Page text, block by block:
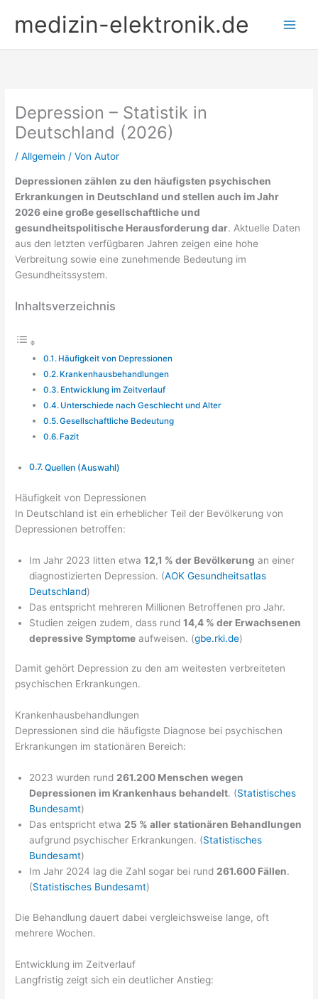
Inhaltmedizin-elektronik.de
Depression – Statistik in
Deutschland (2026)
/Allgemein / VonAutor
Depressionen zählen zu den häufigsten psychischen
Erkrankungen in Deutschland und stellen auch im Jahr
2026 eine große gesellschaftliche und
gesundheitspolitische Herausforderung dar. Aktuelle Daten
aus den letzten verfügbaren Jahren zeigen eine hohe
Verbreitung sowie eine zunehmende Bedeutung im
Gesundheitssystem.
Inhaltsverzeichnis
Häufigkeit von Depressionen
Krankenhausbehandlungen
Entwicklung im Zeitverlauf
Unterschiede nach Geschlecht und Alter
Gesellschaftliche Bedeutung
Fazit
Quellen (Auswahl)
Häufigkeit von Depressionen
In Deutschland ist ein erheblicher Teil der Bevölkerung von
Depressionen betroffen:
Im Jahr 2023 litten etwa12,1 % der Bevölkerung an einer
diagnostizierten Depression. (AOK Gesundheitsatlas
Deutschland)
Das entspricht mehreren Millionen Betroffenen pro Jahr.
Studien zeigen zudem, dass rund14,4 % der Erwachsenen
depressive Symptome aufweisen. (gbe.rki.de)
Damit gehört Depression zu den am weitesten verbreiteten
psychischen Erkrankungen.
Krankenhausbehandlungen
Depressionen sind die häufigste Diagnose bei psychischen
Erkrankungen im stationären Bereich:
2023 wurden rund261.200 Menschen wegen
Depressionen im Krankenhaus behandelt. (Statistisches
Bundesamt)
Das entspricht etwa25 % aller stationären Behandlungen
aufgrund psychischer Erkrankungen. (Statistisches
Bundesamt)
Im Jahr 2024 lag die Zahl sogar bei rund261.600 Fällen.
(Statistisches Bundesamt)
Die Behandlung dauert dabei vergleichsweise lange, oft
mehrere Wochen.
Entwicklung im Zeitverlauf
Langfristig zeigt sich ein deutlicher Anstieg: